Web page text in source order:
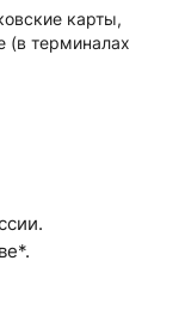
карты,
(в терминалах